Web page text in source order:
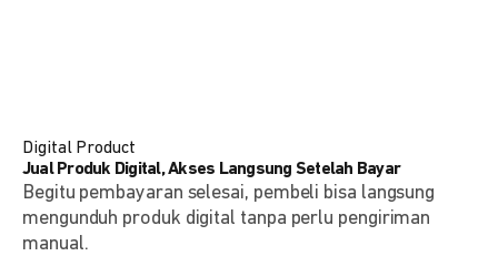
Digital Product
Jual Produk Digital, Akses Langsung Setelah Bayar
Begitu pembayaran selesai, pembeli bisa langsung
mengunduh produk digital tanpa perlu pengiriman
manual.